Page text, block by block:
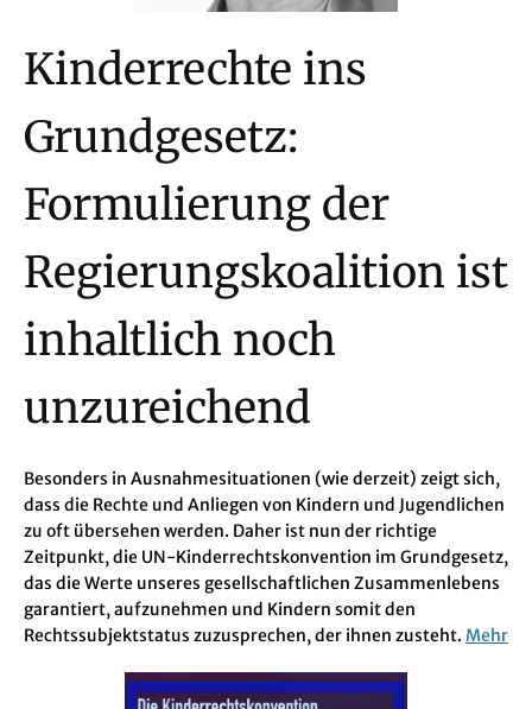
Kinderrechte ins
Grundgesetz:
Formulierung der
Regierungskoalition ist
inhaltlich noch
unzureichend
Besonders in Ausnahmesituationen (wie derzeit) zeigt sich,
dass die Rechte und Anliegen von Kindern und Jugendlichen
zu oft übersehen werden. Daher ist nun der richtige
Zeitpunkt, die UN-Kinderrechtskonvention im Grundgesetz,
das die Werte unseres gesellschaftlichen Zusammenlebens
garantiert, aufzunehmen und Kindern somit den
Rechtssubjektstatus zuzusprechen, der ihnen zusteht. Mehr